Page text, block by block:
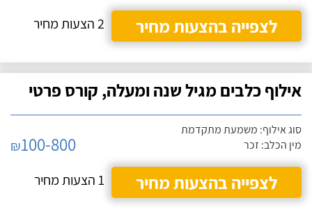
לצפייה בהצעות מחיר
2 הצעות מחיר
אילוף כלבים מגיל שנה ומעלה, קורס פרטי
סוג אילוף: משמעת מתקדמת
מין הכלב: זכר
₪100-800
לצפייה בהצעות מחיר
1 הצעות מחיר